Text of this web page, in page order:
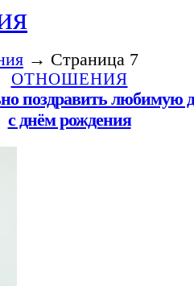
→ Страница 7
ОТНОШЕНИЯ
поздравить любимую
с днём рождения